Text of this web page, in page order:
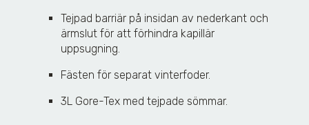
Tejpad barriär på insidan av nederkant och
ärmslut för att förhindra kapillär
uppsugning.
Fästen för separat vinterfoder.
3L Gore-Tex med tejpade sömmar.